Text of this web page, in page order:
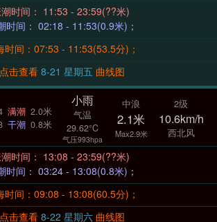
涨潮时间： 11:53 - 23:59(??米)
退潮时间： 02:18 - 11:53(0.9米)；
时间：07:53 - 11:53(53.5分)；
点击查看
8-21 星期五 曲线图
满潮 2.0米
干潮 0.8米
小雨
气温
29.62°C
气压993hpa
中浪
2.1米
Max2.9米
2级
10.6km/h
西北风
涨潮时间： 13:08 - 23:59(??米)
退潮时间： 03:24 - 13:08(0.8米)；
时间：09:08 - 13:08(60.5分)；
点击查看
8-22 星期六 曲线图